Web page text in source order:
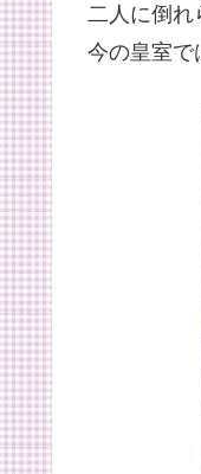
二人に倒れ
今の皇室で